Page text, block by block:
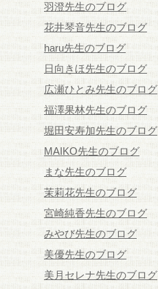
羽澄先生のブログ
花井琴音先生のブログ
haru先生のブログ
日向きほ先生のブログ
広瀬ひとみ先生のブログ
福澤果林先生のブログ
堀田安寿加先生のブログ
MAIKO先生のブログ
まな先生のブログ
茉莉花先生のブログ
宮崎純香先生のブログ
みやび先生のブログ
美優先生のブログ
美月セレナ先生のブログ